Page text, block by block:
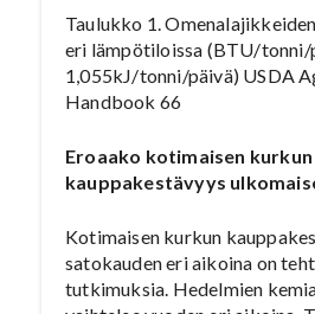
Taulukko 1.
eri lämpötiloissa (BTU/tonni/
1,055kJ/tonni/päivä) USDA
Handbook 66
Eroaako kotimaisen kurkun
kauppakestävyys
Kotimaisen kurkun
satokauden eri aikoina on
tutkimuksia. Hedelmien